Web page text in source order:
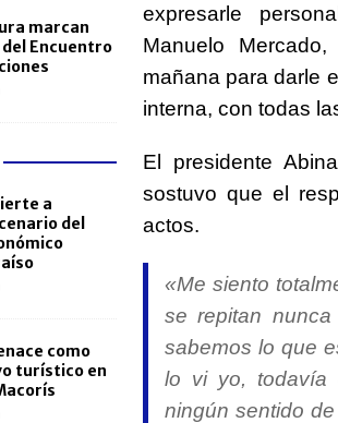
expresarle
Manuelo
mañana para darle
interna, con todas
El presidente
sostuvo que el
actos.
«Me siento
se repitan
sabemos lo que
lo vi yo, todavía
ningún sentido
marcan
Encuentro
a
del
como
turístico en